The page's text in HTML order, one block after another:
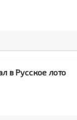
в Русское лото